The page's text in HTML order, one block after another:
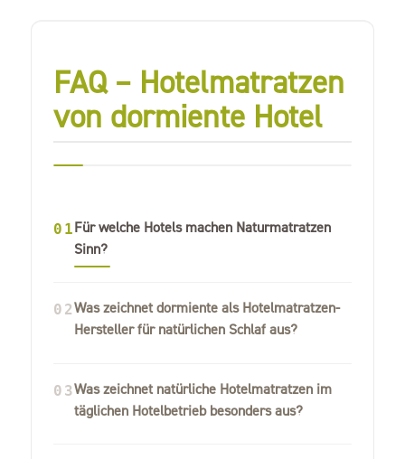
FAQ – Hotelmatratzen
von dormiente Hotel
01Für welche Hotels machen Naturmatratzen
Sinn?
02Was zeichnet dormiente als Hotelmatratzen-
Hersteller für natürlichen Schlaf aus?
03Was zeichnet natürliche Hotelmatratzen im
täglichen Hotelbetrieb besonders aus?